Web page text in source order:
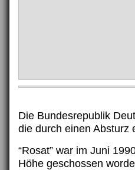
Die Bundesrepublik
die durch einen Absturz
“Rosat” war im Juni
Höhe geschossen